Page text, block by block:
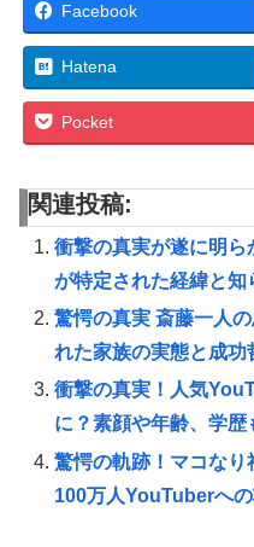
Facebook
Hatena
Pocket
関連投稿:
衝撃の真実が遂に明ら
が特定された経緯と知
驚愕の真実 斎藤一人
れた家族の実態と成
衝撃の真実！人気
に？素顔や年齢、学歴
驚愕の軌跡！マコなり
100万人YouTuberへ